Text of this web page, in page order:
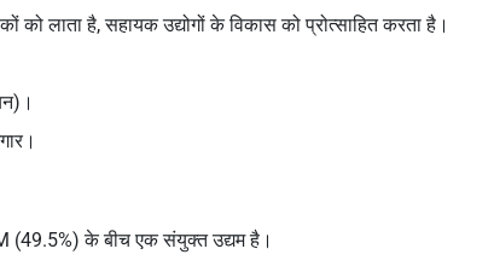
को लाता है, सहायक उद्योगों के विकास को प्रोत्साहित करता है।
के बीच एक संयुक्त उद्यम है।